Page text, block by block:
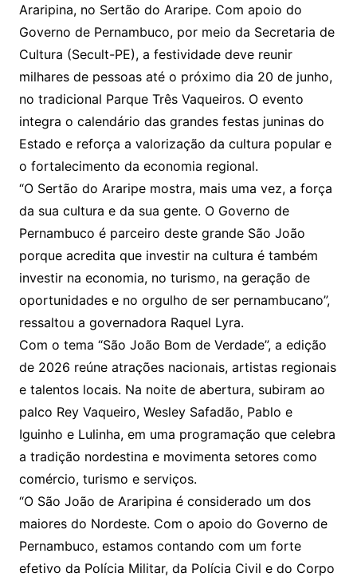
Araripina, no Sertão do Araripe. Com apoio do
Governo de Pernambuco, por meio da Secretaria de
Cultura (Secult-PE), a festividade deve reunir
milhares de pessoas até o próximo dia 20 de junho,
no tradicional Parque Três Vaqueiros. O evento
integra o calendário das grandes festas juninas do
Estado e reforça a valorização da cultura popular e
o fortalecimento da economia regional.
“O Sertão do Araripe mostra, mais uma vez, a força
da sua cultura e da sua gente. O Governo de
Pernambuco é parceiro deste grande São João
porque acredita que investir na cultura é também
investir na economia, no turismo, na geração de
oportunidades e no orgulho de ser pernambucano”,
ressaltou a governadora Raquel Lyra.
Com o tema “São João Bom de Verdade”, a edição
de 2026 reúne atrações nacionais, artistas regionais
e talentos locais. Na noite de abertura, subiram ao
palco Rey Vaqueiro, Wesley Safadão, Pablo e
Iguinho e Lulinha, em uma programação que celebra
a tradição nordestina e movimenta setores como
comércio, turismo e serviços.
“O São João de Araripina é considerado um dos
maiores do Nordeste. Com o apoio do Governo de
Pernambuco, estamos contando com um forte
efetivo da Polícia Militar, da Polícia Civil e do Corpo